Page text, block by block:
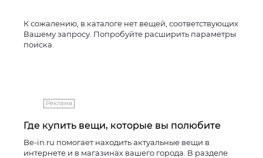
К сожалению, в каталоге нет вещей, соответствующих
Вашему запросу. Попробуйте расширить параметры
поиска.
Реклама
Где купить вещи, которые вы полюбите
Be-in.ru помогает находить актуальные вещи в
интернете и в магазинах вашего города. В разделе